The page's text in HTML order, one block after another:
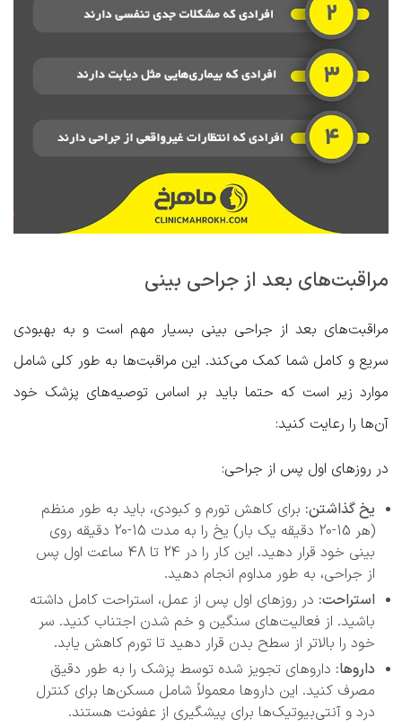
مراقبت‌های بعد از جراحی بینی
مراقبت‌های بعد از جراحی بینی بسیار مهم است و به بهبودی
سریع و کامل شما کمک می‌کند. این مراقبت‌ها به طور کلی شامل
موارد زیر است که حتما باید بر اساس توصیه‌های پزشک خود
آن‌ها را رعایت کنید:
در روزهای اول پس از جراحی:
یخ گذاشتن: برای کاهش تورم و کبودی، باید به طور منظم
(هر 15-20 دقیقه یک بار) یخ را به مدت 15-20 دقیقه روی
بینی خود قرار دهید. این کار را در 24 تا 48 ساعت اول پس
از جراحی، به طور مداوم انجام دهید.
استراحت: در روزهای اول پس از عمل، استراحت کامل داشته
باشید. از فعالیت‌های سنگین و خم شدن اجتناب کنید. سر
خود را بالاتر از سطح بدن قرار دهید تا تورم کاهش یابد.
داروها: داروهای تجویز شده توسط پزشک را به طور دقیق
مصرف کنید. این داروها معمولاً شامل مسکن‌ها برای کنترل
درد و آنتی‌بیوتیک‌ها برای پیشگیری از عفونت هستند.